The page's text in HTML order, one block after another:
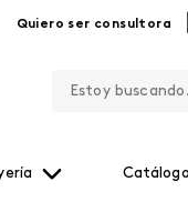
Quiero ser consultora